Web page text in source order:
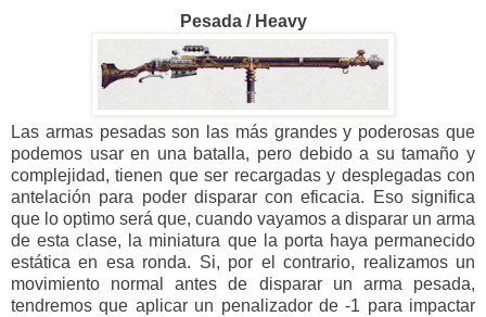
Pesada / Heavy
Las armas pesadas son las más grandes y poderosas que
podemos usar en una batalla, pero debido a su tamaño y
complejidad, tienen que ser recargadas y desplegadas con
antelación para poder disparar con eficacia. Eso significa
que lo optimo será que, cuando vayamos a disparar un arma
de esta clase, la miniatura que la porta haya permanecido
estática en esa ronda. Si, por el contrario, realizamos un
movimiento normal antes de disparar un arma pesada,
tendremos que aplicar un penalizador de -1 para impactar